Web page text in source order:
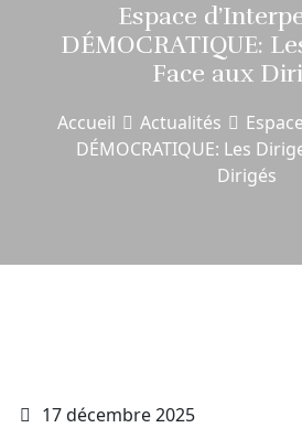
Espace
DÉMOCRATIQUE:
Face aux
Accueil Actualités
DÉMOCRATIQUE: Les
Dirigés
17 décembre 2025